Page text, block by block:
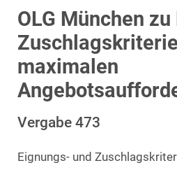
OLG München
maximalen
Vergabe 473
Eignungs- und